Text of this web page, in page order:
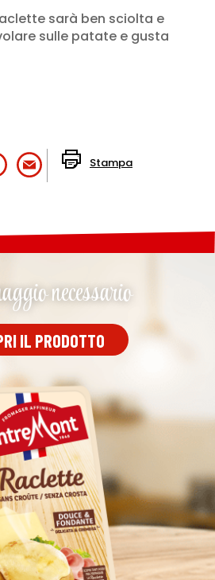
necessario
IL PRODOTTO
sarà ben sciolta e
sulle patate e gusta
Stampa